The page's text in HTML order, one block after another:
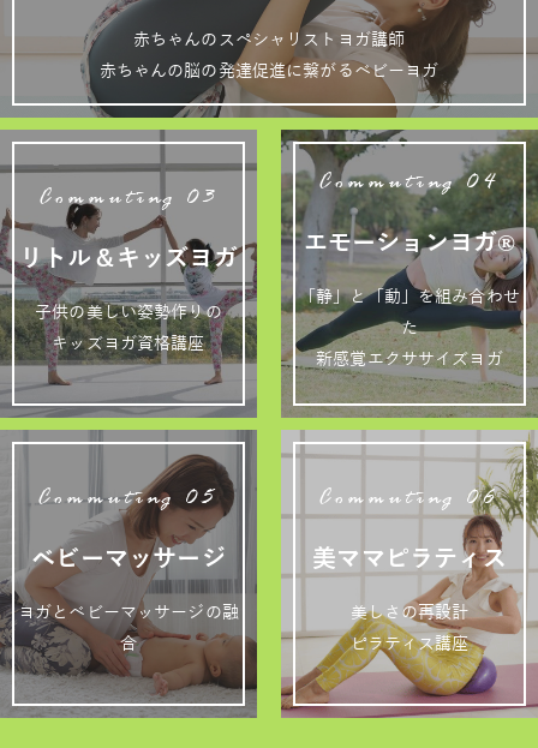
赤ちゃんのスペシャリストヨガ講師
赤ちゃんの脳の発達促進に繋がるベビーヨガ
Commuting 03
リトル＆キッズヨガ
子供の美しい姿勢作りの
キッズヨガ資格講座
Commuting 04
エモーションヨガ®
「静」と「動」を組み合わせ
た
新感覚エクササイズヨガ
Commuting 05
ベビーマッサージ
ヨガとベビーマッサージの融
合
Commuting 06
美ママピラティス
美しさの再設計
ピラティス講座